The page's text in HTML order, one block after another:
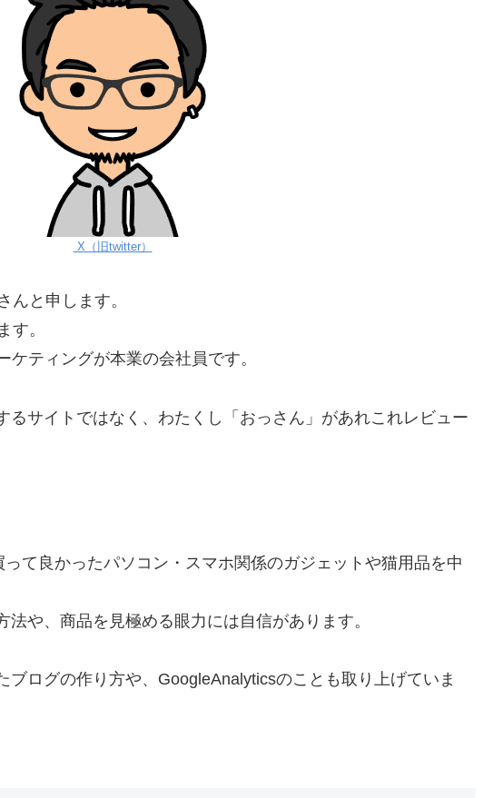
X（旧twitter）
んと申します。
す。
ティングが本業の会社員です。
るサイトではなく、わたくし「おっさん」があれこれレビュー
て良かったパソコン・スマホ関係のガジェットや猫用品を中
や、商品を見極める眼力には自信があります。
ブログの作り方や、GoogleAnalyticsのことも取り上げていま